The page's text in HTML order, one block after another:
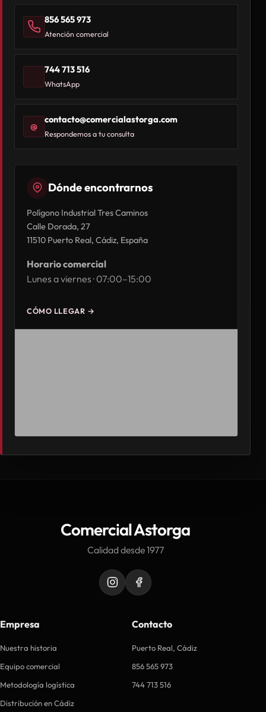
856 565 973
Atención comercial
744 713 516
WhatsApp
@
contacto@comercialastorga.com
Respondemos a tu consulta
Dónde encontrarnos
Polígono Industrial Tres Caminos
Calle Dorada, 27
11510 Puerto Real, Cádiz, España
Horario comercial
Lunes a viernes · 07:00–15:00
CÓMO LLEGAR →
Comercial Astorga
Calidad desde 1977
Empresa
Nuestra historia
Equipo comercial
Metodología logística
Distribución en Cádiz
Contacto
Puerto Real, Cádiz
856 565 973
744 713 516